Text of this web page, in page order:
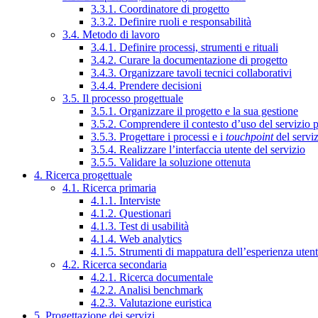
3.3.1. Coordinatore di progetto
3.3.2. Definire ruoli e responsabilità
3.4. Metodo di lavoro
3.4.1. Definire processi, strumenti e rituali
3.4.2. Curare la documentazione di progetto
3.4.3. Organizzare tavoli tecnici collaborativi
3.4.4. Prendere decisioni
3.5. Il processo progettuale
3.5.1. Organizzare il progetto e la sua gestione
3.5.2. Comprendere il contesto d’uso del servizio
3.5.3. Progettare i processi e i touchpointdel
3.5.4. Realizzare l’interfaccia utente del servizio
3.5.5. Validare la soluzione ottenuta
4. Ricerca progettuale
4.1. Ricerca primaria
4.1.1. Interviste
4.1.2. Questionari
4.1.3. Test di usabilità
4.1.4. Web analytics
4.1.5. Strumenti di mappatura dell’esperienza
4.2. Ricerca secondaria
4.2.1. Ricerca documentale
4.2.2. Analisi benchmark
4.2.3. Valutazione euristica
5. Progettazione dei servizi